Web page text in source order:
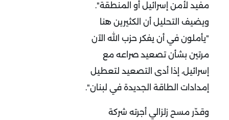
مفيد لأمن إسرائيل أو المنطقة".
ويضيف التحليل أن الكثيرين هنا
"يأملون في أن يفكر حزب الله الآن
مرتين بشأن تصعيد صراعه مع
إسرائيل، إذا أدى التصعيد لتعطيل
إمدادات الطاقة الجديدة في لبنان".
وقدّر مسح زلزالي أجرته شركة